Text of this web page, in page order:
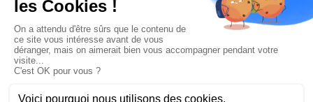
Devenir partenaire
© Copyright 2008 / 2026,DECODE MEDIA, The Innovation Media